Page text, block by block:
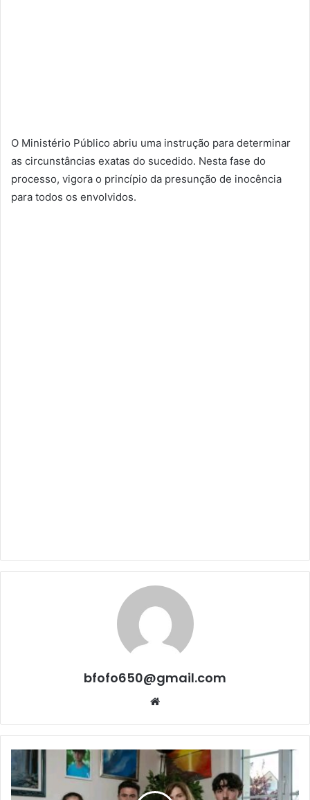
O Ministério Público abriu uma instrução para determinar
as circunstâncias exatas do sucedido. Nesta fase do
processo, vigora o princípio da presunção de inocência
para todos os envolvidos.
bfofo650@gmail.com
Website